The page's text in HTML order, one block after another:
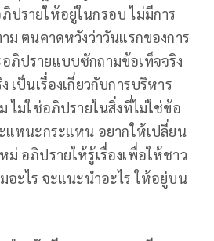
ปรายให้อยู่ในกรอบ ไม่มีการ
ม ตนคาดหวังว่าวันแรกของการ
ภิปรายแบบซักถามข้อเท็จจริง
เป็นเรื่องเกี่ยวกับการบริหาร
ไม่ใช่อภิปรายในสิ่งที่ไม่ใช่ข้อ
แหนะกระแหน อยากให้เปลี่ยน
ม่ อภิปรายให้รู้เรื่องเพื่อให้ชาว
อะไร จะแนะนำอะไร ให้อยู่บน